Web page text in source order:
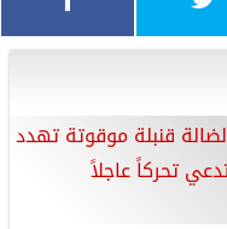
قنبلة موقوتة تهدد
تحركاً عاجلاً